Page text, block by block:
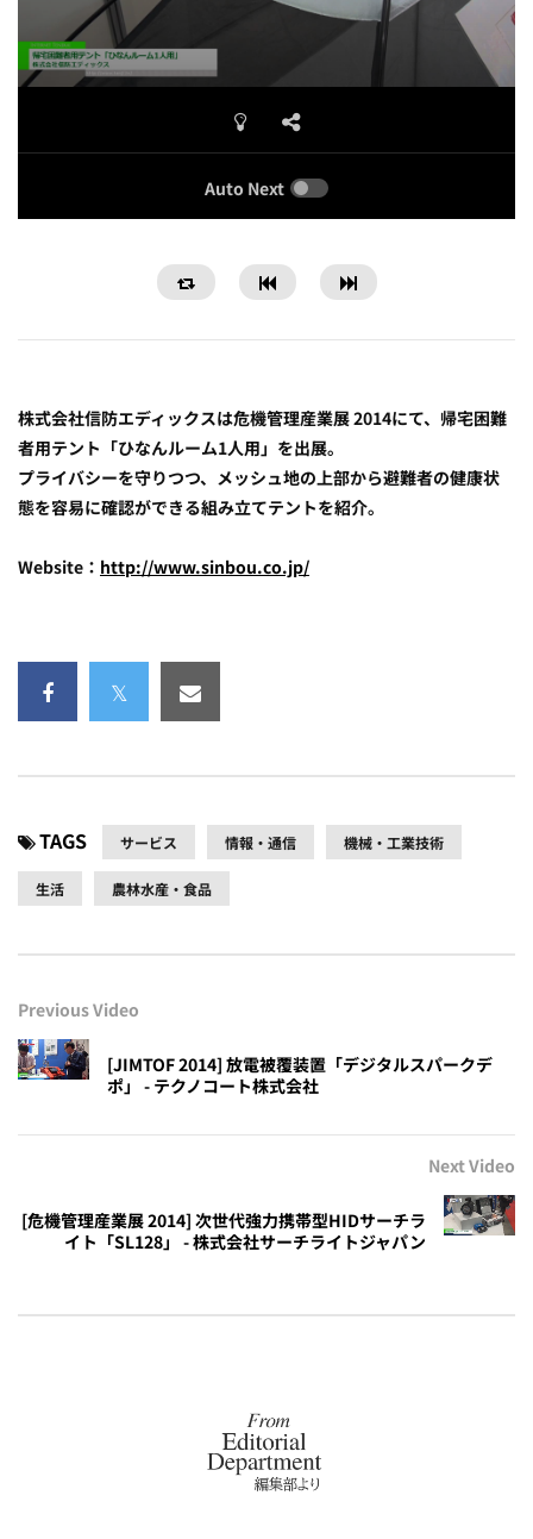
Auto Next
株式会社信防エディックスは危機管理産業展 2014にて、帰宅困難
者用テント「ひなんルーム1人用」を出展。
プライバシーを守りつつ、メッシュ地の上部から避難者の健康状
態を容易に確認ができる組み立てテントを紹介。
Website： http://www.sinbou.co.jp/
TAGS サービス 情報・通信 機械・工業技術
生活 農林水産・食品
Previous Video
[JIMTOF 2014] 放電被覆装置「デジタルスパークデ
ポ」 - テクノコート株式会社
Next Video
[危機管理産業展 2014] 次世代強力携帯型HIDサーチラ
イト「SL128」 - 株式会社サーチライトジャパン